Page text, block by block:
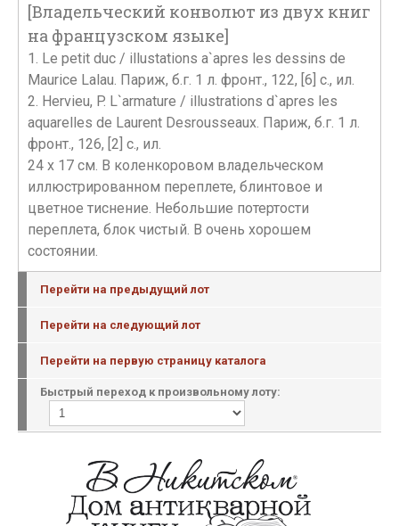
[Владельческий конволют из двух книг
на французском языке]
1. Le petit duc / illustations a`apres les dessins de
Maurice Lalau. Париж, б.г. 1 л. фронт., 122, [6] с., ил.
2. Hervieu, P. L`armature / illustrations d`apres les
aquarelles de Laurent Desrousseaux. Париж, б.г. 1 л.
фронт., 126, [2] с., ил.
24 х 17 см. В коленкоровом владельческом
иллюстрированном переплете, блинтовое и
цветное тиснение. Небольшие потертости
переплета, блок чистый. В очень хорошем
состоянии.
Перейти на предыдущий лот
Перейти на следующий лот
Перейти на первую страницу каталога
Быстрый переход к произвольному лоту: